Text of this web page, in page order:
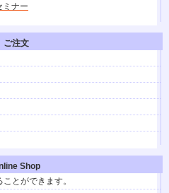
ミナー
期限を延長します。検討中のみなさん
があることをご了承くださいませ）
春日晴樹さんとその家族が
阿佐ヶ谷アパートメント」に出演しま
海道テレビのイベントでトークショー。
ご注文
Shop
とができます。